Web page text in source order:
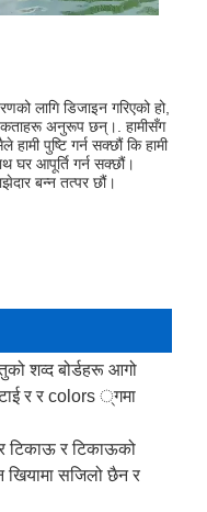
लागि डिजाइन गरिएको हो,
अनुरूप छन्।. हामीसँग
पुष्टि गर्न सक्छौं कि हामी
घर आपूर्ति गर्न सक्छौं।
बन्न तत्पर छौं।
शव्द बोर्डहरू आगो
र र colors ्गमा
र टिकाऊ र टिकाऊको
खियामा सजिलो छैन र